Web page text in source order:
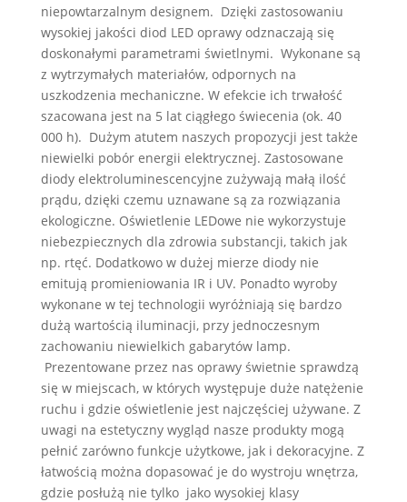
niepowtarzalnym designem. Dzięki zastosowaniu
wysokiej jakości diod LED oprawy odznaczają się
doskonałymi parametrami świetlnymi. Wykonane są
z wytrzymałych materiałów, odpornych na
uszkodzenia mechaniczne. W efekcie ich trwałość
szacowana jest na 5 lat ciągłego świecenia (ok. 40
000 h). Dużym atutem naszych propozycji jest także
niewielki pobór energii elektrycznej. Zastosowane
diody elektroluminescencyjne zużywają małą ilość
prądu, dzięki czemu uznawane są za rozwiązania
ekologiczne. Oświetlenie LEDowe nie wykorzystuje
niebezpiecznych dla zdrowia substancji, takich jak
np. rtęć. Dodatkowo w dużej mierze diody nie
emitują promieniowania IR i UV. Ponadto wyroby
wykonane w tej technologii wyróżniają się bardzo
dużą wartością iluminacji, przy jednoczesnym
zachowaniu niewielkich gabarytów lamp.
Prezentowane przez nas oprawy świetnie sprawdzą
się w miejscach, w których występuje duże natężenie
ruchu i gdzie oświetlenie jest najczęściej używane. Z
uwagi na estetyczny wygląd nasze produkty mogą
pełnić zarówno funkcje użytkowe, jak i dekoracyjne. Z
łatwością można dopasować je do wystroju wnętrza,
gdzie posłużą nie tylko jako wysokiej klasy